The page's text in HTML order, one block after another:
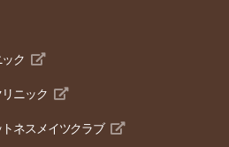
ク
ニック
トネスメイツクラブ